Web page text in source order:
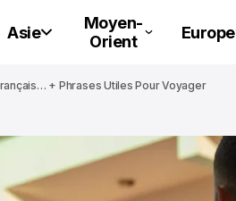
Asie
Moyen-
Orient
Europe
+ Phrases Utiles Pour Voyager